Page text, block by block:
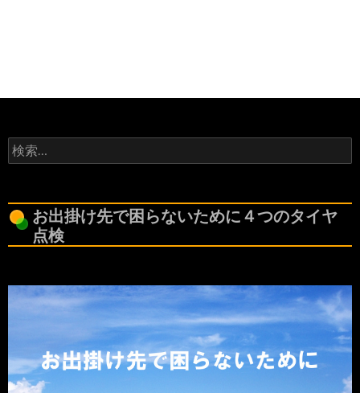
検
索:
お出掛け先で困らないために４つのタイヤ
点検